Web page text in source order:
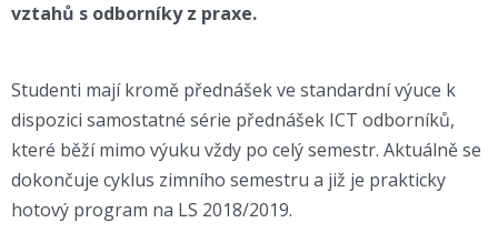
vztahů s odborníky z praxe.
Studenti mají kromě přednášek ve standardní výuce k
dispozici samostatné série přednášek ICT odborníků,
které běží mimo výuku vždy po celý semestr. Aktuálně se
dokončuje cyklus zimního semestru a již je prakticky
hotový program na LS 2018/2019.